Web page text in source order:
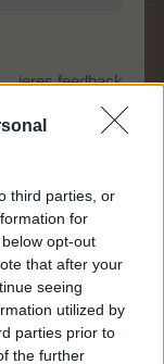
third parties, or
for
opt-out
that after your
seeing
utilized by
parties prior to
the further
feedback
at
er ønsket af
Forhåbentlig